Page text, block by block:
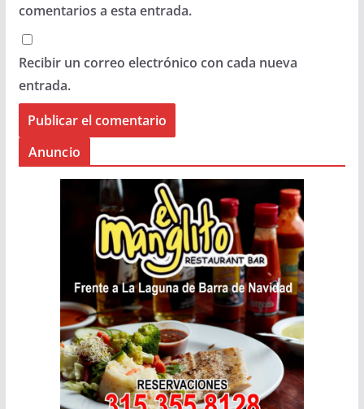
comentarios a esta entrada.
Recibir un correo electrónico con cada nueva
entrada.
Anuncio